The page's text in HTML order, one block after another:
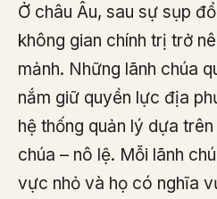
Ở châu Âu, sau sự sụp
không gian chính trị trở
mảnh. Những lãnh chúa
nắm giữ quyền lực địa
hệ thống quản lý dựa
chúa – nô lệ. Mỗi lãnh
vực nhỏ và họ có nghĩa